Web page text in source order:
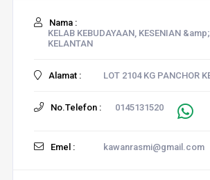
Nama :
KELAB KEBUDAYAAN, KESENIAN
KELANTAN
Alamat : LOT 2104 KG PANCHOR
No.Telefon : 0145131520
Emel : kawanrasmi@gmail.com